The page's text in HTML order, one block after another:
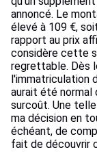
annoncé. Le
élevé à 109 €,
rapport au prix
considère cette
regrettable. Dès
l'immatriculation
aurait été normal
surcoût. Une
ma décision en
échéant, de
fait de découvrir